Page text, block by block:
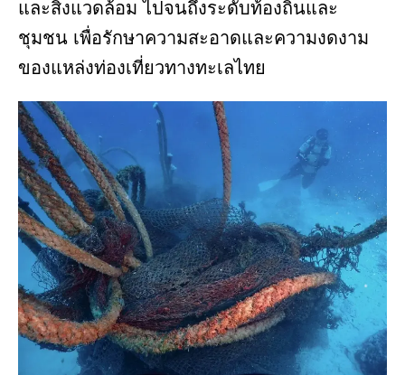
และสิ่งแวดล้อม ไปจนถึงระดับท้องถิ่นและ
ชุมชน เพื่อรักษาความสะอาดและความงดงาม
ของแหล่งท่องเที่ยวทางทะเลไทย